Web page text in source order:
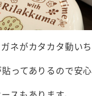
ネがカタカタ動い
ってありるので安心